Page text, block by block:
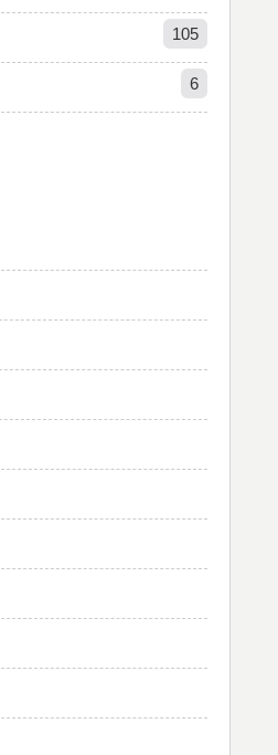
105
6